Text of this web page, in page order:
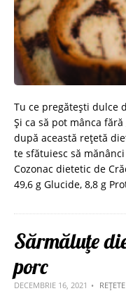
Tu ce pregătești dulce
Și ca să pot mânca
după această rețetă
te sfătuiesc să
Cozonac dietetic de
49,6 g Glucide, 8,8 g
Sărmăluţe
porc
DECEMBRIE 16, 2021 REȚETE